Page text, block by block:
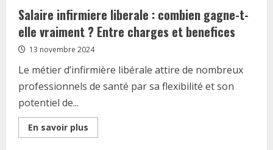
Salaire infirmiere liberale : combien gagne-t-
elle vraiment ? Entre charges et benefices
13 novembre 2024
Le métier d’infirmière libérale attire de nombreux
professionnels de santé par sa flexibilité et son
potentiel de...
En savoir plus
more